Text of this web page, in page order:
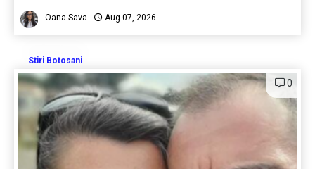
Oana Sava Aug 07, 2026
Stiri Botosani
0